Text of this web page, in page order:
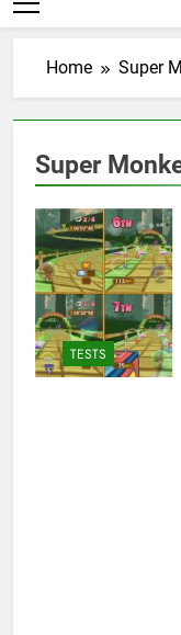
Home Super
Super
TESTS